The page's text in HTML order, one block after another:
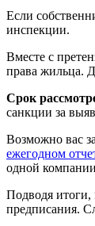
Если
инспекции.
Вместе с
права жильца.
Срок
санкции за
Возможно вас
ежегодном
одной
Подводя итоги,
предписания.